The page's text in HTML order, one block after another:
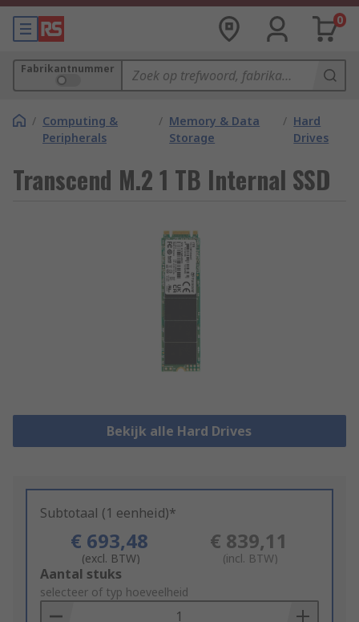
0
Fabrikantnummer
/ Computing &
Peripherals
/ Memory & Data
Storage
/ Hard
Drives
Transcend M.2 1 TB Internal SSD
Bekijk alle Hard Drives
Subtotaal (1 eenheid)*
€ 693,48
(excl. BTW)
€ 839,11
(incl. BTW)
Add
to
Basket
Aantal stuks
selecteer of typ hoeveelheid